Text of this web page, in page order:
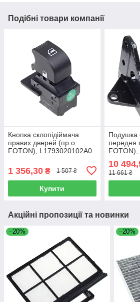
Подібні товари компанії
Кнопка склопідіймача
правих дверей (пр.о
FOTON), L1793020102A0
1 356,30 ₴ 1 507 ₴
Купити
Подушка
передня
FOTON),
10
11 661 ₴
Акційні пропозиції та новинки
–20% –20%